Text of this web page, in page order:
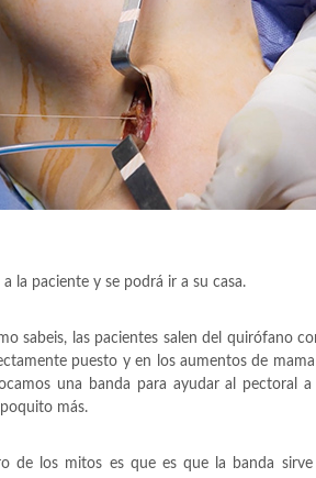
la paciente y se podrá ir a su casa.
sabeis, las pacientes salen del quirófano
puesto y en los aumentos de
una banda para ayudar al pectoral a
más.
de los mitos es que es que la banda sirve